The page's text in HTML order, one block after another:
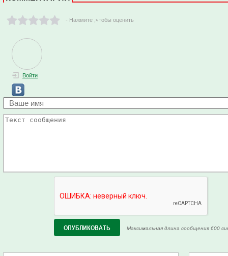
- Нажмите ,чтобы оценить
Войти
Максимальная длина сообщения 600